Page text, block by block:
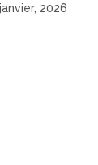
2026